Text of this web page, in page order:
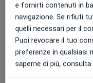
Via Euganea 72,
Studio di Psicologia
Colloquio
Chiedi di
e fornirti contenuti in
navigazione. Se rifiuti
quelli necessari per il
Puoi revocare il tuo
preferenze in qualsiasi
saperne di più,